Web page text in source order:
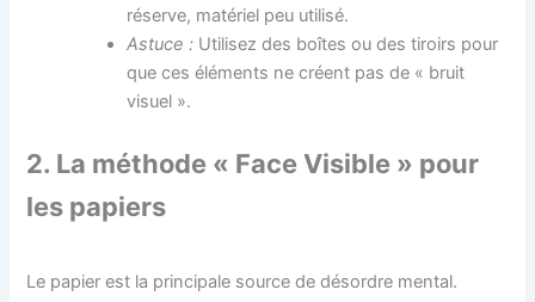
réserve, matériel peu utilisé.
Astuce : Utilisez des boîtes ou des tiroirs pour
que ces éléments ne créent pas de « bruit
visuel ».
2. La méthode « Face Visible » pour
les papiers
Le papier est la principale source de désordre mental.